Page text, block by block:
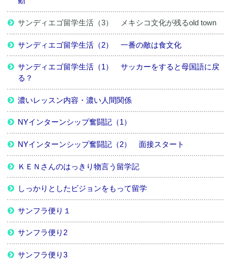
サンディエゴ留学生活（3） メキシコ文化が残るold town
サンディエゴ留学生活（2） 一番の敵は食文化
サンディエゴ留学生活（1） サッカーをすると母国語に戻
る？
濃いレッスン内容・濃い人間関係
NYインターンシップ奮闘記（1）
NYインターンシップ奮闘記（2） 面接スタート
ＫＥＮさんのはっきり物言う留学記
しっかりとしたビジョンをもって留学
サンフラ便り１
サンフラ便り2
サンフラ便り3